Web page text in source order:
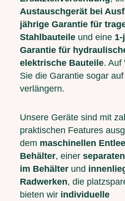
Austauschgerät bei
jährige Garantie für
Stahlbauteile und eine
Garantie für
elektrische Bauteile. Auf
Sie die Garantie sogar auf
verlängern.
Unsere Geräte sind mit
praktischen Features
dem maschinellen
Behälter, einer
im Behälter und
Radwerken, die
bieten wir individuelle